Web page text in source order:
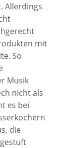
Allerdings
mit
So
Musik
nicht als
es bei
die